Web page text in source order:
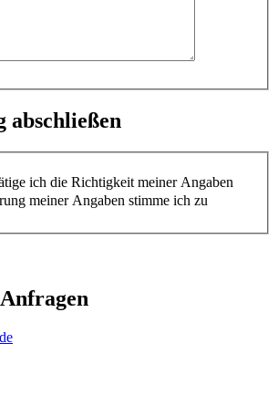
abschließen
ich die Richtigkeit meiner Angaben
meiner Angaben stimme ich zu